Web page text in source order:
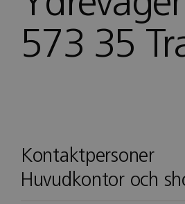
573 35
Kontaktpersoner
Huvudkontor och